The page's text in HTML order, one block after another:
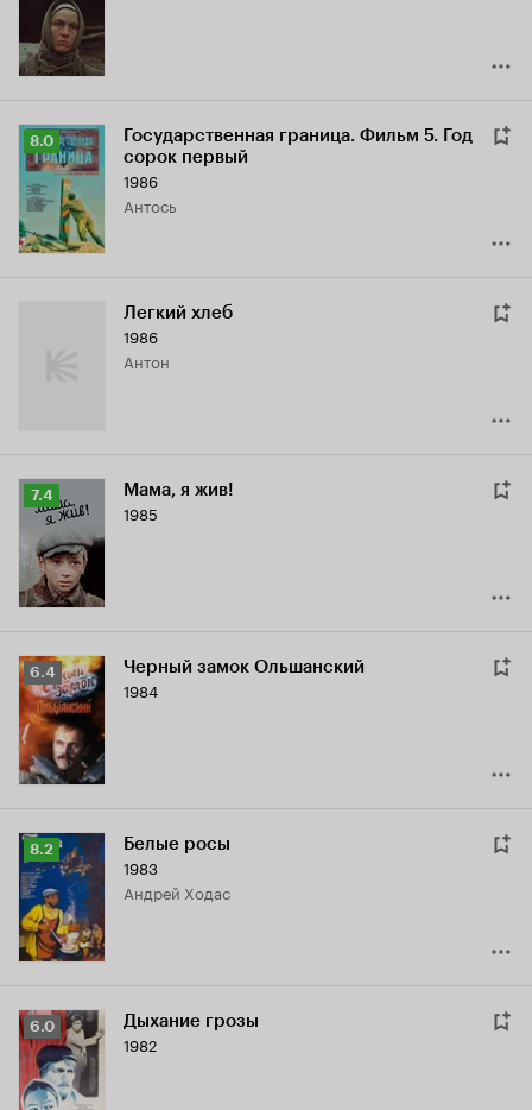
8.0
Рейтинг
Кинопоиска
8.0
8.0
Государственная граница. Фильм 5. Год
сорок первый
1986
Антось
Легкий хлеб
1986
Антон
Рейтинг
Кинопоиска
7.4
7.4 Мама, я жив!
1985
Рейтинг
Кинопоиска
6.4
6.4 Черный замок Ольшанский
1984
Рейтинг
Кинопоиска
8.2
8.2 Белые росы
1983
Андрей Ходас
Рейтинг
Кинопоиска
6.0
6.0 Дыхание грозы
1982